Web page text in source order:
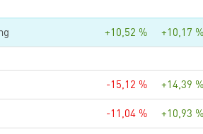
+10,52 % +10,17 %
-15,12 % +14,39 %
-11,04 % +10,93 %